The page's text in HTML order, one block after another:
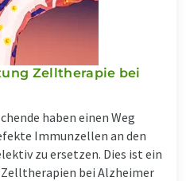
Zelltherapie bei
haben einen Weg
Immunzellen an den
zu ersetzen. Dies ist ein
bei Alzheimer